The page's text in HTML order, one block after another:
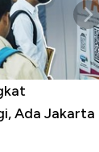
Ada Jakarta